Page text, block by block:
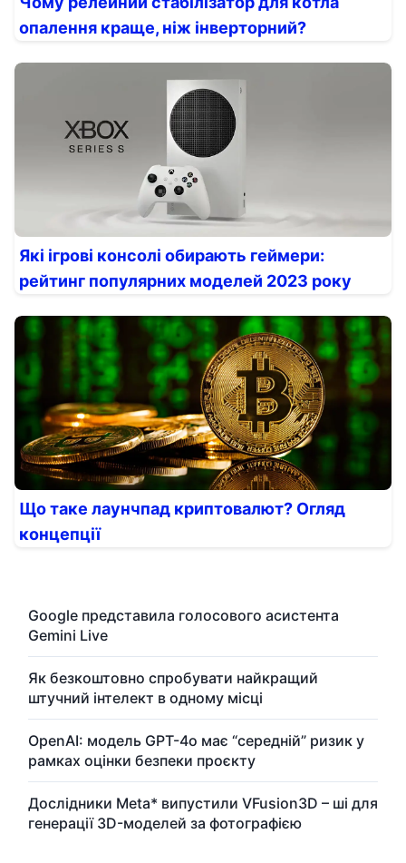
опалення краще, ніж інверторний?
Які ігрові консолі обирають геймери:
рейтинг популярних моделей 2023 року
Що таке лаунчпад криптовалют? Огляд
концепції
Google представила голосового асистента
Gemini Live
Як безкоштовно спробувати найкращий
штучний інтелект в одному місці
OpenAI: модель GPT-4o має “середній” ризик у
рамках оцінки безпеки проєкту
Дослідники Meta* випустили VFusion3D – ші для
генерації 3D-моделей за фотографією